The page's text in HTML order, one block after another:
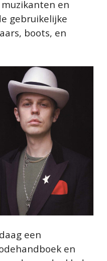
en
gebruikelijke
boots, en
een
en